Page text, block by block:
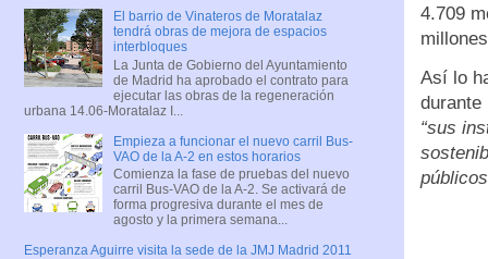
4.709
Así lo
durante
“sus
El barrio de Vinateros de Moratalaz
tendrá obras de mejora de espacios
interbloques
La Junta de Gobierno del Ayuntamiento
de Madrid ha aprobado el contrato para
ejecutar las obras de la regeneración
urbana 14.06-Moratalaz I...
Empieza a funcionar el nuevo carril Bus-
VAO de la A-2 en estos horarios
Comienza la fase de pruebas del nuevo
carril Bus-VAO de la A-2. Se activará de
forma progresiva durante el mes de
agosto y la primera semana...
Esperanza Aguirre visita la sede de la JMJ Madrid 2011